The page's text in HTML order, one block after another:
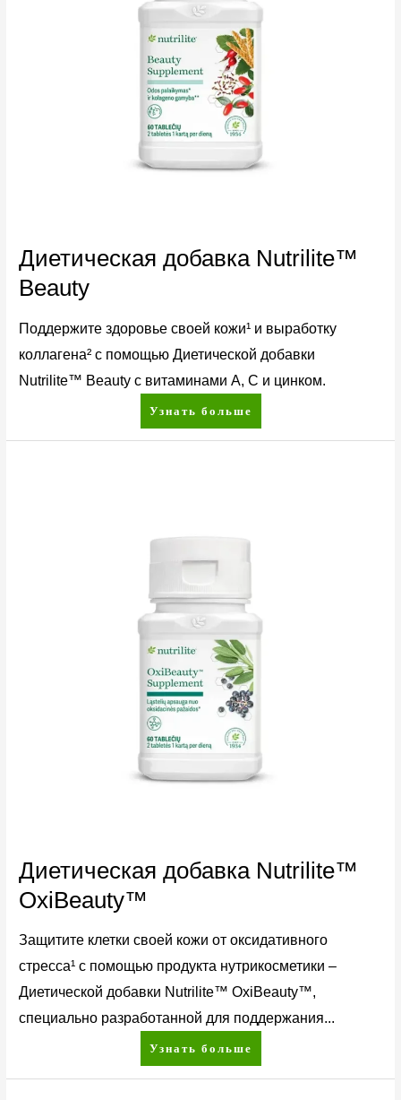
Диетическая добавка Nutrilite™
Beauty
Поддержите здоровье своей кожи¹ и выработку
коллагена² с помощью Диетической добавки
Nutrilite™ Beauty с витаминами А, C и цинком.
Узнать больше
Диетическая добавка Nutrilite™
OxiBeauty™
Защитите клетки своей кожи от оксидативного
стресса¹ с помощью продукта нутрикосметики –
Диетической добавки Nutrilite™ OxiBeauty™,
специально разработанной для поддержания...
Узнать больше